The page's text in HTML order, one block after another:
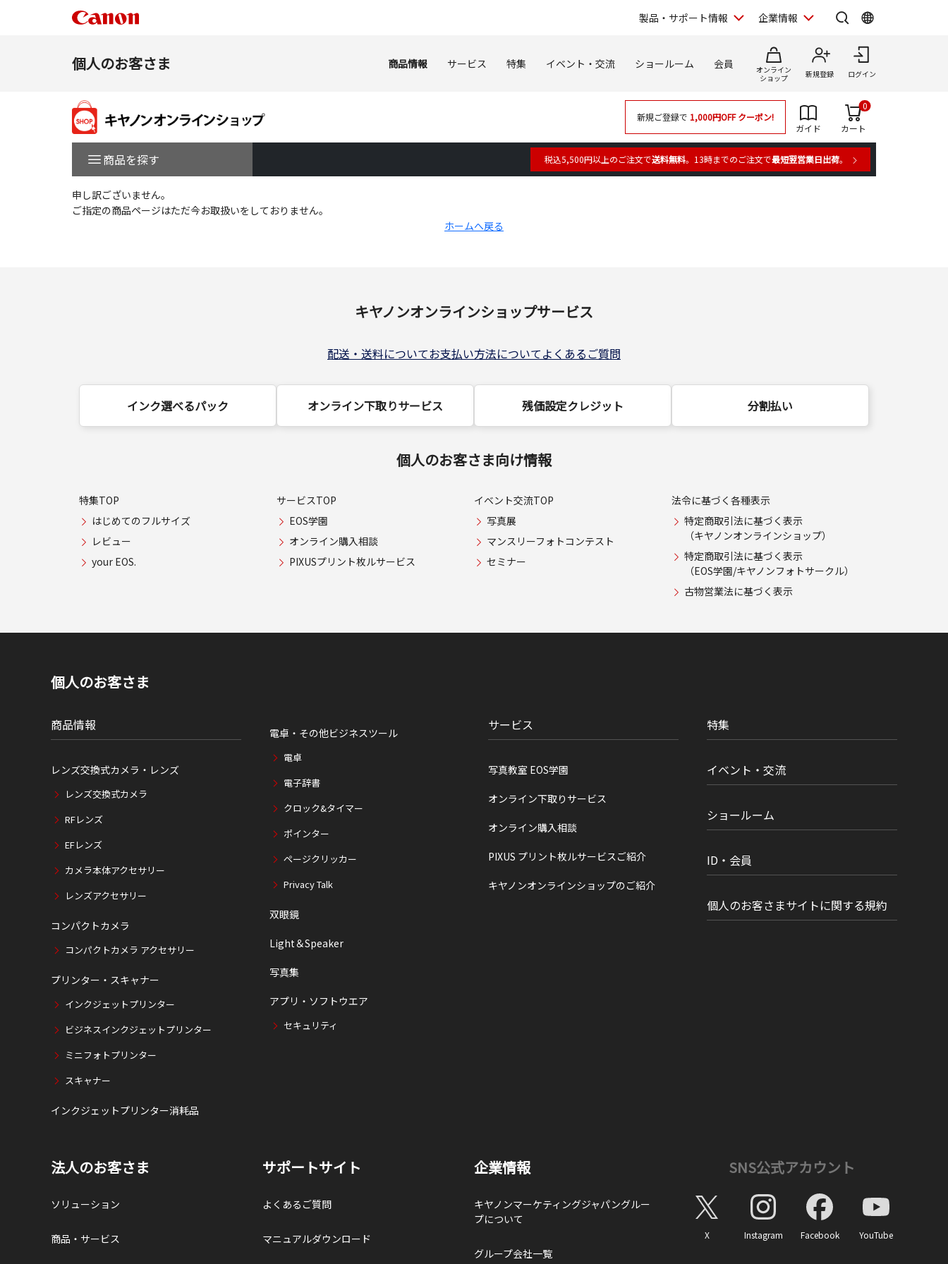
製品・サポート情報 企業情報
個人のお客さま 商品情報 サービス 特集 イベント・交流 ショールーム 会員
オンライン
ショップ
新規登録 ログイン
商品を探す
新規ご登録で 1,000円OFFクーポン!
ガイド
カート
0
税込5,500円以上のご注文で送料無料。13時までのご注文で最短翌営業日出荷。
申し訳ございません。
ご指定の商品ページはただ今お取扱いをしておりません。
ホームへ戻る
キヤノンオンラインショップサービス
配送・送料についてお支払い方法についてよくあるご質問
インク選べるパック オンライン下取りサービス 残価設定クレジット 分割払い
個人のお客さま向け情報
特集TOP
はじめてのフルサイズ
レビュー
your EOS.
サービスTOP
EOS学園
オンライン購入相談
PIXUSプリント枚ルサービス
イベント交流TOP
写真展
マンスリーフォトコンテスト
セミナー
法令に基づく各種表示
特定商取引法に基づく表示
（キヤノンオンラインショップ）
特定商取引法に基づく表示
（EOS学園/キヤノンフォトサークル）
古物営業法に基づく表示
個人のお客さま
商品情報
レンズ交換式カメラ・レンズ
レンズ交換式カメラ
RFレンズ
EFレンズ
カメラ本体アクセサリー
レンズアクセサリー
コンパクトカメラ
コンパクトカメラ アクセサリー
プリンター・スキャナー
インクジェットプリンター
ビジネスインクジェットプリンター
ミニフォトプリンター
スキャナー
インクジェットプリンター消耗品
電卓・その他ビジネスツール
電卓
電子辞書
クロック&タイマー
ポインター
ページクリッカー
Privacy Talk
双眼鏡
Light＆Speaker
写真集
アプリ・ソフトウエア
セキュリティ
サービス
写真教室 EOS学園
オンライン下取りサービス
オンライン購入相談
PIXUS プリント枚ルサービスご紹介
キヤノンオンラインショップのご紹介
特集
イベント・交流
ショールーム
ID・会員
個人のお客さまサイトに関する規約
法人のお客さま
ソリューション
商品・サービス
サポートサイト
よくあるご質問
マニュアルダウンロード
企業情報
キヤノンマーケティングジャパングルー
プについて
グループ会社一覧
SNS公式アカウント
X Instagram Facebook YouTube